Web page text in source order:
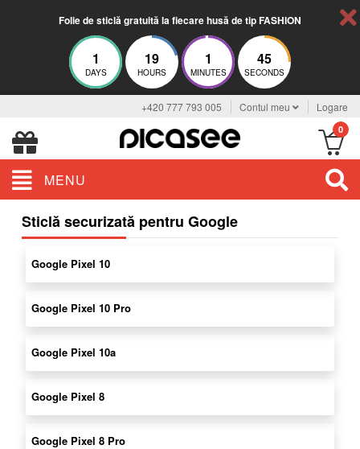
Folie de sticlă gratuită la fiecare husă de tip FASHION
1
DAYS
19
HOURS
1
MINUTES
45
SECONDS
+420 777 793 005 Contul meu Logare
0
MENU
Sticlă securizată pentru Google
Google Pixel 10
Google Pixel 10 Pro
Google Pixel 10a
Google Pixel 8
Google Pixel 8 Pro